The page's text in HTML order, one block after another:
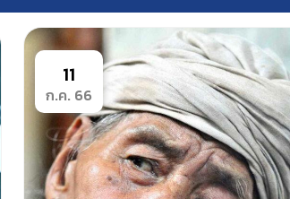
11
ก.ค. 66